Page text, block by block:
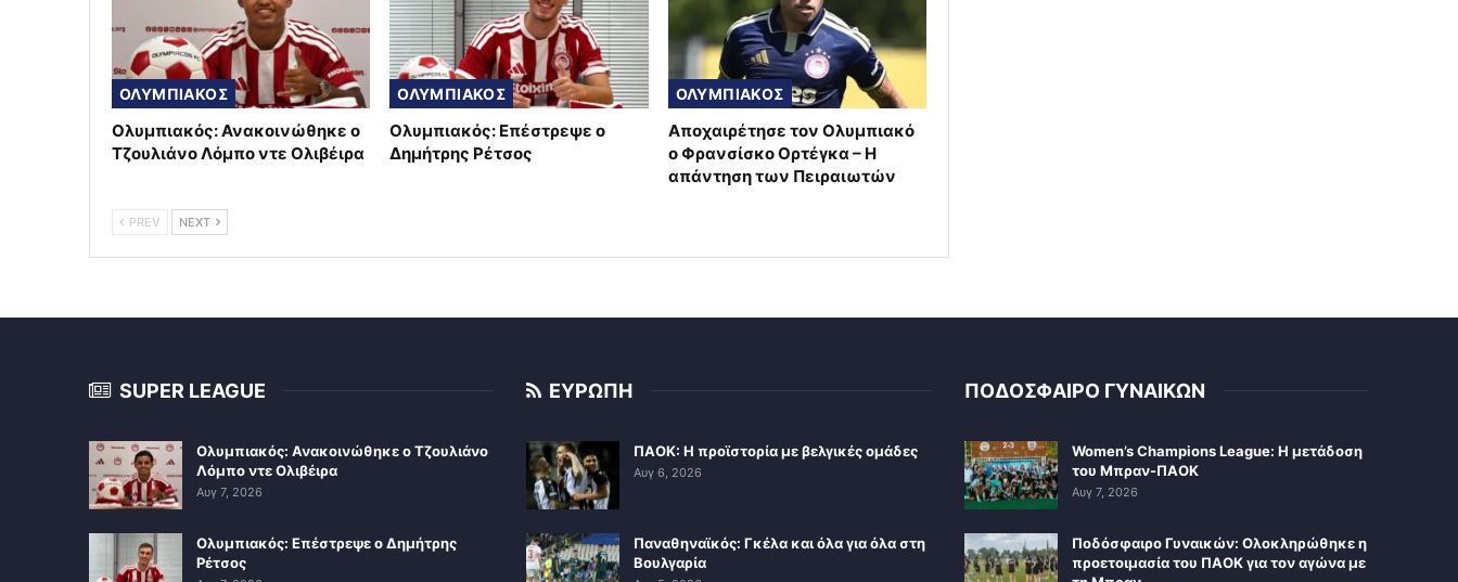
ΟΛΥΜΠΙΑΚΟΣ
Ολυμπιακός: Ανακοινώθηκε ο
Τζουλιάνο Λόμπο ντε Ολιβέιρα
ΟΛΥΜΠΙΑΚΟΣ
Ολυμπιακός: Επέστρεψε ο
Δημήτρης Ρέτσος
ΟΛΥΜΠΙΑΚΟΣ
Αποχαιρέτησε τον Ολυμπιακό
ο Φρανσίσκο Ορτέγκα – Η
απάντηση των Πειραιωτών
PREV NEXT
SUPER LEAGUE
Ολυμπιακός: Ανακοινώθηκε ο Τζουλιάνο
Λόμπο ντε Ολιβέιρα
Αυγ 7, 2026
Ολυμπιακός: Επέστρεψε ο Δημήτρης
Ρέτσος
ΕΥΡΩΠΗ
ΠΑΟΚ: Η προϊστορία με βελγικές ομάδες
Αυγ 6, 2026
Παναθηναϊκός: Γκέλα και όλα για όλα στη
Βουλγαρία
ΠΟΔΟΣΦΑΙΡΟ ΓΥΝΑΙΚΩΝ
Women’s Champions League: Η μετάδοση
του Μπραν-ΠΑΟΚ
Αυγ 7, 2026
Ποδόσφαιρο Γυναικών: Ολοκληρώθηκε η
προετοιμασία του ΠΑΟΚ για τον αγώνα με